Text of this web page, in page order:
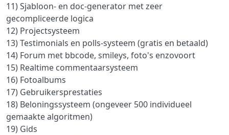
11) Sjabloon- en doc-generator met zeer
gecompliceerde logica
12) Projectsysteem
13) Testimonials en polls-systeem (gratis en betaald)
14) Forum met bbcode, smileys, foto's enzovoort
15) Realtime commentaarsysteem
16) Fotoalbums
17) Gebruikersprestaties
18) Beloningssysteem (ongeveer 500 individueel
gemaakte algoritmen)
19) Gids